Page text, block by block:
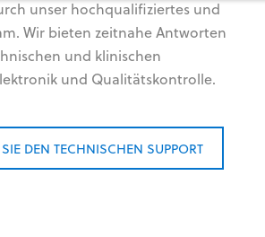
unser hochqualifiziertes und
Wir bieten zeitnahe Antworten
und klinischen
und Qualitätskontrolle.
DEN TECHNISCHEN SUPPORT